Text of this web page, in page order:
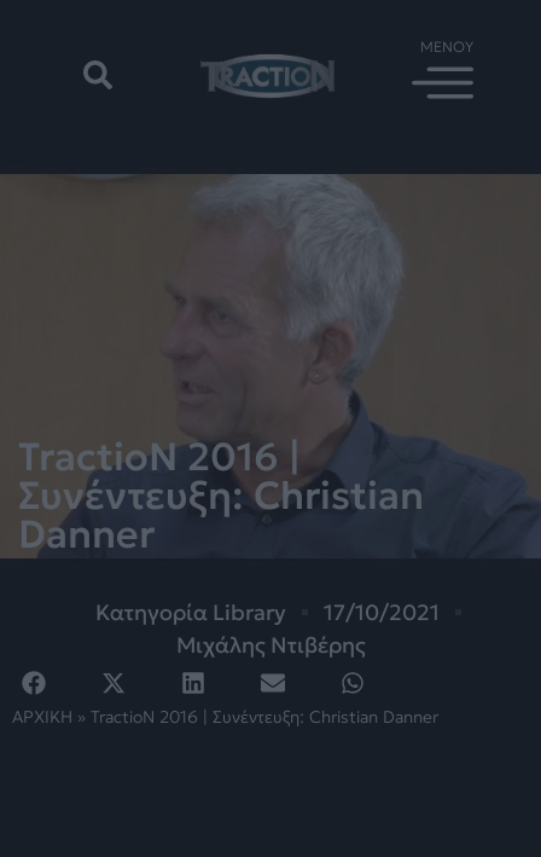
TractioN 2016 |
Συνέντευξη: Christian
Danner
Κατηγορία Library
17/10/2021
Μιχάλης Ντιβέρης
ΑΡΧΙΚΗ » TractioN 2016 | Συνέντευξη: Christian Danner